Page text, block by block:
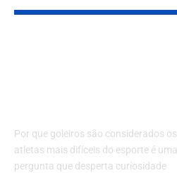
Por que goleiros são considerados os
atletas mais difíceis do esporte é uma
pergunta que desperta curiosidade